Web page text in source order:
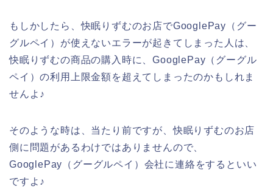
もしかしたら、快眠りずむのお店でGooglePay（グー
グルペイ）が使えないエラーが起きてしまった人は、
快眠りずむの商品の購入時に、GooglePay（グーグル
ペイ）の利用上限金額を超えてしまったのかもしれま
せんよ♪
そのような時は、当たり前ですが、快眠りずむのお店
側に問題があるわけではありませんので、
GooglePay（グーグルペイ）会社に連絡をするといい
ですよ♪